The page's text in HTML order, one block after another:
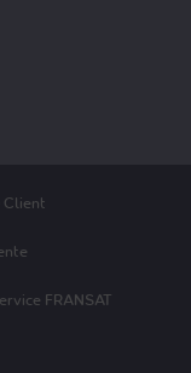
Client
FRANSAT